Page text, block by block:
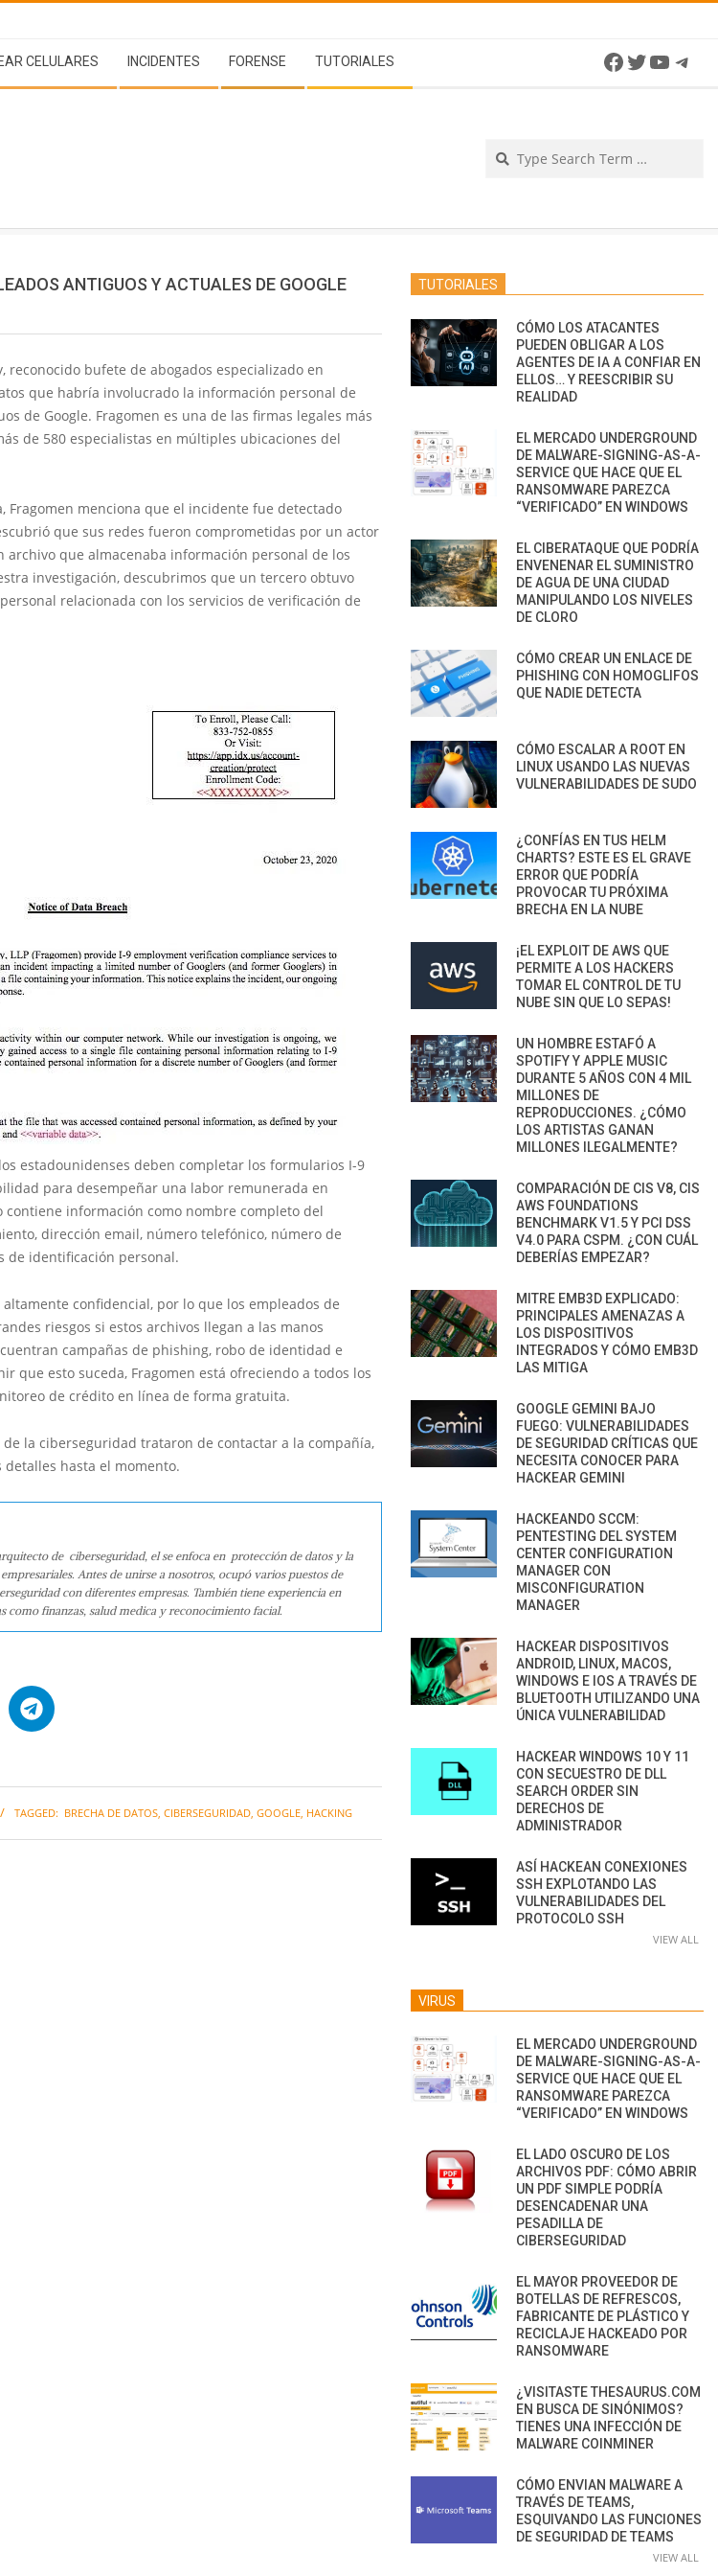
CELULARES INCIDENTES FORENSE TUTORIALES Facebook
Twitter
ANTIGUOS Y ACTUALES DE GOOGLE
reconocido bufete de abogados especializado en
que habría involucrado la información personal de
de Google. Fragomen es una de las firmas legales más
de 580 especialistas en múltiples ubicaciones del
Fragomen menciona que el incidente fue detectado
que sus redes fueron comprometidas por un actor
archivo que almacenaba información personal de los
investigación, descubrimos que un tercero obtuvo
relacionada con los servicios de verificación de
estadounidenses deben completar los formularios I-9
para desempeñar una labor remunerada en
información como nombre completo del
dirección email, número telefónico, número de
de identificación personal.
confidencial, por lo que los empleados de
riesgos si estos archivos llegan a las manos
campañas de phishing, robo de identidad e
que esto suceda, Fragomen está ofreciendo a todos los
de crédito en línea de forma gratuita.
la ciberseguridad trataron de contactar a la compañía,
hasta el momento.
de ciberseguridad, el se enfoca en protección de datos y la
Antes de unirse a nosotros, ocupó varios puestos de
con diferentes empresas. También tiene experiencia en
como finanzas, salud medica y reconocimiento facial.
TAGGED: BRECHA DE DATOS, CIBERSEGURIDAD, GOOGLE, HACKING
TUTORIALES
CÓMO LOS ATACANTES
PUEDEN OBLIGAR A LOS
AGENTES DE IA A CONFIAR EN
ELLOS… Y REESCRIBIR SU
REALIDAD
EL MERCADO UNDERGROUND
DE MALWARE-SIGNING-AS-A-
SERVICE QUE HACE QUE EL
RANSOMWARE PAREZCA
“VERIFICADO” EN WINDOWS
EL CIBERATAQUE QUE PODRÍA
ENVENENAR EL SUMINISTRO
DE AGUA DE UNA CIUDAD
MANIPULANDO LOS NIVELES
DE CLORO
CÓMO CREAR UN ENLACE DE
PHISHING CON HOMOGLIFOS
QUE NADIE DETECTA
CÓMO ESCALAR A ROOT EN
LINUX USANDO LAS NUEVAS
VULNERABILIDADES DE SUDO
¿CONFÍAS EN TUS HELM
CHARTS? ESTE ES EL GRAVE
ERROR QUE PODRÍA
PROVOCAR TU PRÓXIMA
BRECHA EN LA NUBE
¡EL EXPLOIT DE AWS QUE
PERMITE A LOS HACKERS
TOMAR EL CONTROL DE TU
NUBE SIN QUE LO SEPAS!
UN HOMBRE ESTAFÓ A
SPOTIFY Y APPLE MUSIC
DURANTE 5 AÑOS CON 4 MIL
MILLONES DE
REPRODUCCIONES. ¿CÓMO
LOS ARTISTAS GANAN
MILLONES ILEGALMENTE?
COMPARACIÓN DE CIS V8, CIS
AWS FOUNDATIONS
BENCHMARK V1.5 Y PCI DSS
V4.0 PARA CSPM. ¿CON CUÁL
DEBERÍAS EMPEZAR?
MITRE EMB3D EXPLICADO:
PRINCIPALES AMENAZAS A
LOS DISPOSITIVOS
INTEGRADOS Y CÓMO EMB3D
LAS MITIGA
GOOGLE GEMINI BAJO
FUEGO: VULNERABILIDADES
DE SEGURIDAD CRÍTICAS QUE
NECESITA CONOCER PARA
HACKEAR GEMINI
HACKEANDO SCCM:
PENTESTING DEL SYSTEM
CENTER CONFIGURATION
MANAGER CON
MISCONFIGURATION
MANAGER
HACKEAR DISPOSITIVOS
ANDROID, LINUX, MACOS,
WINDOWS E IOS A TRAVÉS DE
BLUETOOTH UTILIZANDO UNA
ÚNICA VULNERABILIDAD
HACKEAR WINDOWS 10 Y 11
CON SECUESTRO DE DLL
SEARCH ORDER SIN
DERECHOS DE
ADMINISTRADOR
ASÍ HACKEAN CONEXIONES
SSH EXPLOTANDO LAS
VULNERABILIDADES DEL
PROTOCOLO SSH
VIEW ALL
VIRUS
EL MERCADO UNDERGROUND
DE MALWARE-SIGNING-AS-A-
SERVICE QUE HACE QUE EL
RANSOMWARE PAREZCA
“VERIFICADO” EN WINDOWS
EL LADO OSCURO DE LOS
ARCHIVOS PDF: CÓMO ABRIR
UN PDF SIMPLE PODRÍA
DESENCADENAR UNA
PESADILLA DE
CIBERSEGURIDAD
EL MAYOR PROVEEDOR DE
BOTELLAS DE REFRESCOS,
FABRICANTE DE PLÁSTICO Y
RECICLAJE HACKEADO POR
RANSOMWARE
¿VISITASTE THESAURUS.COM
EN BUSCA DE SINÓNIMOS?
TIENES UNA INFECCIÓN DE
MALWARE COINMINER
CÓMO ENVIAN MALWARE A
TRAVÉS DE TEAMS,
ESQUIVANDO LAS FUNCIONES
DE SEGURIDAD DE TEAMS
VIEW ALL